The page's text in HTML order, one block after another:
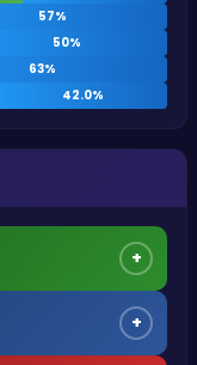
57%
50%
63%
42.0%
+
+